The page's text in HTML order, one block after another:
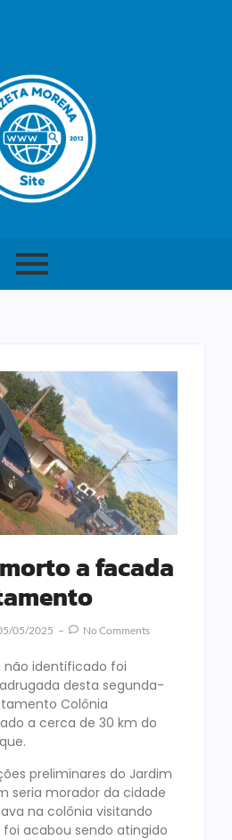
a facada
05/2025 No Comments
identificado foi
desta segunda-
Colônia
a cerca de 30 km do
preliminares do Jardim
seria morador da cidade
na colônia visitando
acabou sendo atingido